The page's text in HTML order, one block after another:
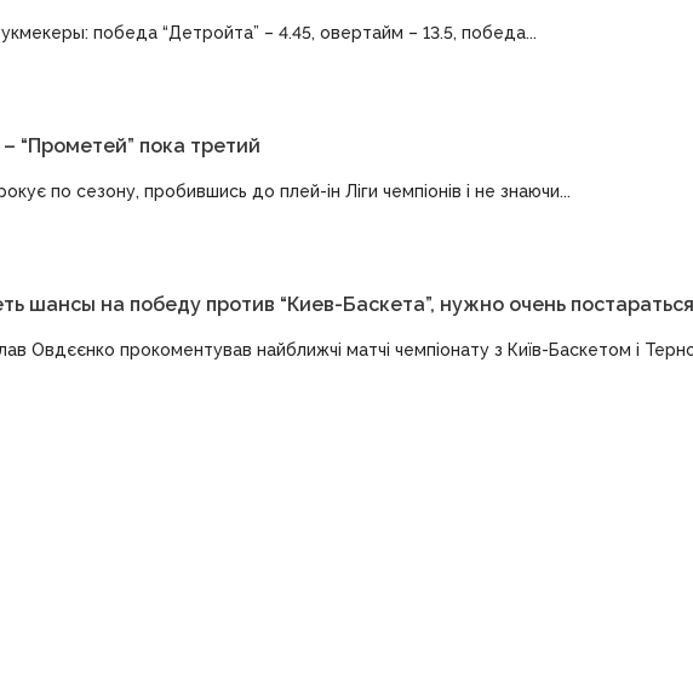
победа “Детройта” – 4.45, овертайм – 13.5, победа...
“Прометей” пока третий
по сезону, пробившись до плей-ін Ліги чемпіонів і не знаючи...
шансы на победу против “Киев-Баскета”, нужно очень
Овдєєнко прокоментував найближчі матчі чемпіонату з Київ-Баскетом і